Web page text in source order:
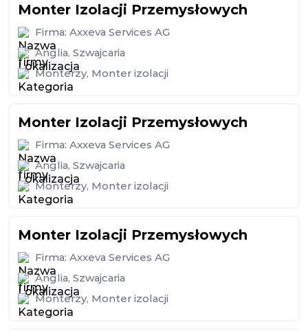
Monter Izolacji Przemysłowych
Firma: Axxeva Services AG
Anglia, Szwajcaria
Monterzy, Monter izolacji
Monter Izolacji Przemysłowych
Firma: Axxeva Services AG
Anglia, Szwajcaria
Monterzy, Monter izolacji
Monter Izolacji Przemysłowych
Firma: Axxeva Services AG
Anglia, Szwajcaria
Monterzy, Monter izolacji